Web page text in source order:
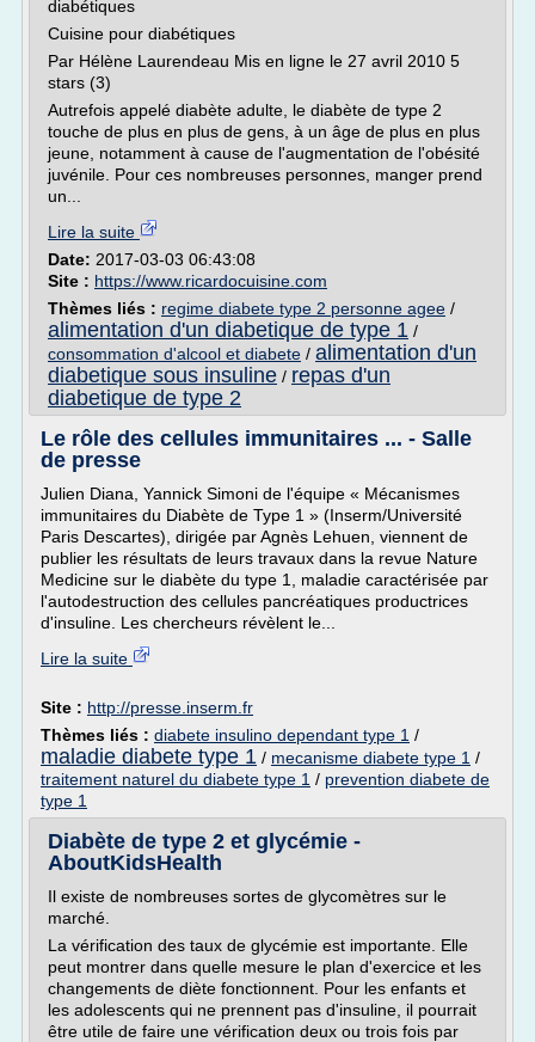
diabétiques
Cuisine pour diabétiques
Par Hélène Laurendeau Mis en ligne le 27 avril 2010 5
stars (3)
Autrefois appelé diabète adulte, le diabète de type 2
touche de plus en plus de gens, à un âge de plus en plus
jeune, notamment à cause de l'augmentation de l'obésité
juvénile. Pour ces nombreuses personnes, manger prend
un...
Lire la suite
Date: 2017-03-03 06:43:08
Site : https://www.ricardocuisine.com
Thèmes liés : regime diabete type 2 personne agee /
alimentation d'un diabetique de type 1 /
consommation d'alcool et diabete / alimentation d'un
diabetique sous insuline / repas d'un
diabetique de type 2
Le rôle des cellules immunitaires ... - Salle
de presse
Julien Diana, Yannick Simoni de l'équipe « Mécanismes
immunitaires du Diabète de Type 1 » (Inserm/Université
Paris Descartes), dirigée par Agnès Lehuen, viennent de
publier les résultats de leurs travaux dans la revue Nature
Medicine sur le diabète du type 1, maladie caractérisée par
l'autodestruction des cellules pancréatiques productrices
d'insuline. Les chercheurs révèlent le...
Lire la suite
Site : http://presse.inserm.fr
Thèmes liés : diabete insulino dependant type 1 /
maladie diabete type 1 / mecanisme diabete type 1 /
traitement naturel du diabete type 1 / prevention diabete de
type 1
Diabète de type 2 et glycémie -
AboutKidsHealth
Il existe de nombreuses sortes de glycomètres sur le
marché.
La vérification des taux de glycémie est importante. Elle
peut montrer dans quelle mesure le plan d'exercice et les
changements de diète fonctionnent. Pour les enfants et
les adolescents qui ne prennent pas d'insuline, il pourrait
être utile de faire une vérification deux ou trois fois par